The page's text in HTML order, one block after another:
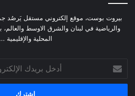
بيروت بوست، موقع إلكتروني مستقل يَرصُد جميع
والرياضية في لبنان والشرق الاوسط والعالم،
المحلية والإقليمية ...
بريدك
الإلكتروني